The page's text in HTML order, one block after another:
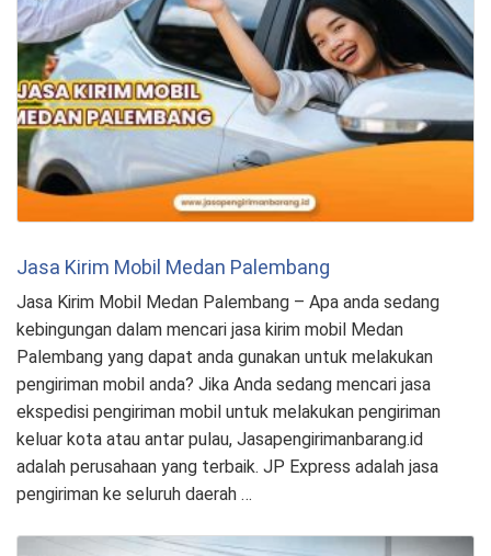
Jasa Kirim Mobil Medan Palembang
Jasa Kirim Mobil Medan Palembang – Apa anda sedang
kebingungan dalam mencari jasa kirim mobil Medan
Palembang yang dapat anda gunakan untuk melakukan
pengiriman mobil anda? Jika Anda sedang mencari jasa
ekspedisi pengiriman mobil untuk melakukan pengiriman
keluar kota atau antar pulau, Jasapengirimanbarang.id
adalah perusahaan yang terbaik. JP Express adalah jasa
pengiriman ke seluruh daerah …